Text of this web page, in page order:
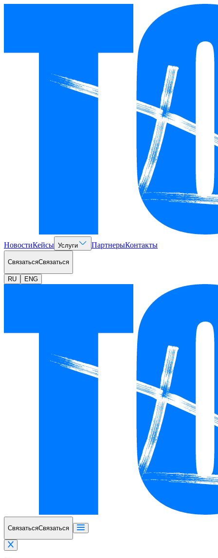
НовостиКейсы Услуги ПартнерыКонтакты
СвязатьсяСвязаться
RU ENG
СвязатьсяСвязаться